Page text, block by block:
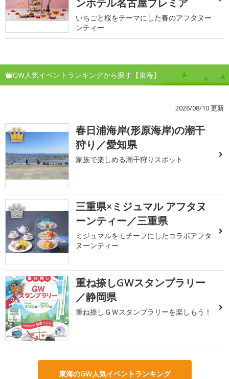
ンホテル名古屋プレミア
いちごと桜をテーマにした春のアフタヌー
ンティー
GW人気イベントランキングから探す【東海】
2026/08/10 更新
1
春日浦海岸(形原海岸)の潮干
狩り／愛知県
家族で楽しめる潮干狩りスポット
2
三重県×ミジュマル アフタヌ
ーンティー／三重県
ミジュマルをモチーフにしたコラボアフタ
ヌーンティー
3
重ね捺しGWスタンプラリー
／静岡県
重ね捺しＧＷスタンプラリーを楽しもう！
東海のGW人気イベントランキング